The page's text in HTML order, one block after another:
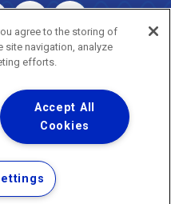
- Todos os Direitos Reservados.
a vida
Sites e Aplicativos
Proteção de Dados
agree to the storing of
site navigation, analyze
efforts.
Accept All
Cookies